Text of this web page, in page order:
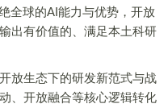
全球的AI能力与优势，开放
出有价值的、满足本土科研
生态下的研发新范式与战
、开放融合等核心逻辑转化